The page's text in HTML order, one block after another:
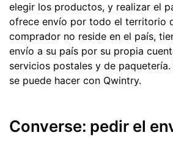
elegir los productos, y realizar el
ofrece envío por todo el territorio
comprador no reside en el país,
envío a su país por su propia
servicios postales y de
se puede hacer con Qwintry.
Converse: pedir el